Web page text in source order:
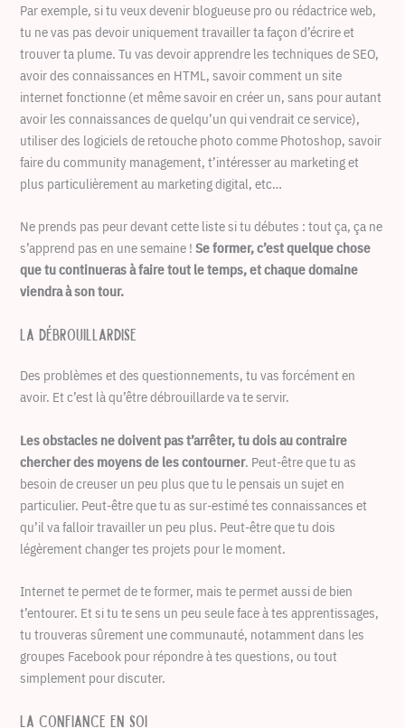
Par exemple, si tu veux devenir blogueuse pro ou rédactrice web,
tu ne vas pas devoir uniquement travailler ta façon d’écrire et
trouver ta plume. Tu vas devoir apprendre les techniques de SEO,
avoir des connaissances en HTML, savoir comment un site
internet fonctionne (et même savoir en créer un, sans pour autant
avoir les connaissances de quelqu’un qui vendrait ce service),
utiliser des logiciels de retouche photo comme Photoshop, savoir
faire du community management, t’intéresser au marketing et
plus particulièrement au marketing digital, etc…
Ne prends pas peur devant cette liste si tu débutes : tout ça, ça ne
s’apprend pas en une semaine !Se former, c’est quelque chose
que tu continueras à faire tout le temps, et chaque domaine
viendra à son tour.
La débrouillardise
Des problèmes et des questionnements, tu vas forcément en
avoir. Et c’est là qu’être débrouillarde va te servir.
Les obstacles ne doivent pas t’arrêter, tu dois au contraire
chercher des moyens de les contourner. Peut-être que tu as
besoin de creuser un peu plus que tu le pensais un sujet en
particulier. Peut-être que tu as sur-estimé tes connaissances et
qu’il va falloir travailler un peu plus. Peut-être que tu dois
légèrement changer tes projets pour le moment.
Internet te permet de te former, mais te permet aussi de bien
t’entourer. Et si tu te sens un peu seule face à tes apprentissages,
tu trouveras sûrement une communauté, notamment dans les
groupes Facebook pour répondre à tes questions, ou tout
simplement pour discuter.
La confiance en soi